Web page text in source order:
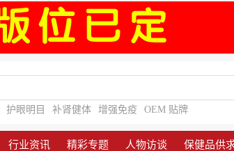
护眼明目 补肾健体 增强免疫 OEM 贴牌
行业资讯 精彩专题 人物访谈 保健品供